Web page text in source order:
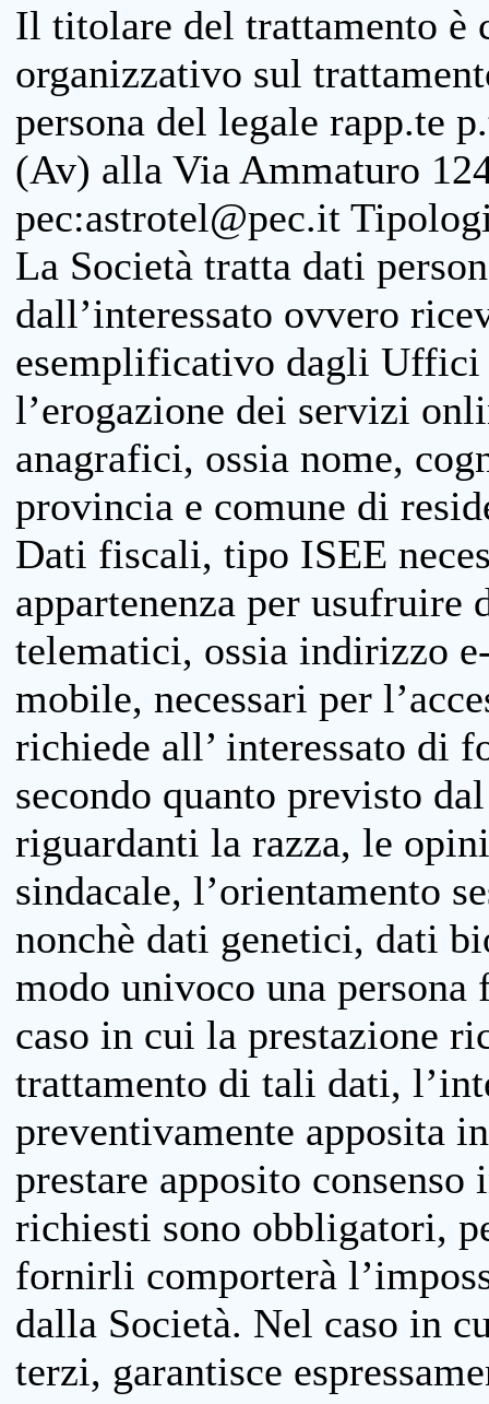
Il titolare del trattamento è
organizzativo sul
persona del legale rapp.te
(Av) alla Via Ammaturo
pec:astrotel@pec.it
La Società tratta dati
dall’interessato ovvero
esemplificativo dagli
l’erogazione dei servizi
anagrafici, ossia nome,
provincia e comune di
Dati fiscali, tipo ISEE
appartenenza per
telematici, ossia indirizzo
mobile, necessari per
richiede all’ interessato di
secondo quanto previsto
riguardanti la razza, le
sindacale, l’orientamento
nonchè dati genetici, dati
modo univoco una
caso in cui la prestazione
trattamento di tali dati,
preventivamente apposita
prestare apposito
richiesti sono obbligatori,
fornirli comporterà
dalla Società. Nel caso in
terzi, garantisce